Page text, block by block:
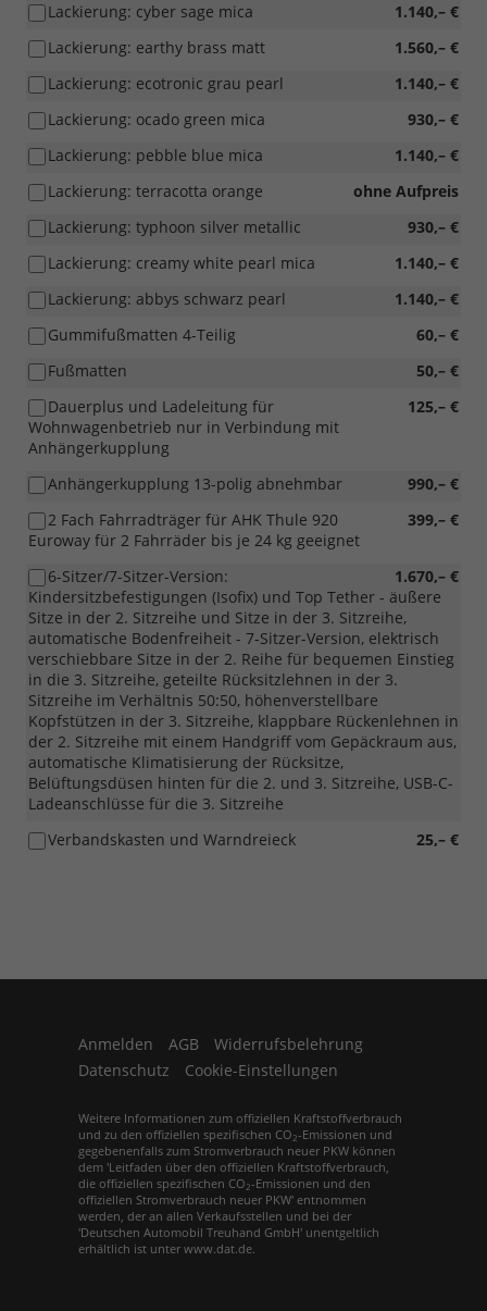
1.140,– €
Lackierung: cyber sage mica
1.560,– €
Lackierung: earthy brass matt
1.140,– €
Lackierung: ecotronic grau pearl
930,– €
Lackierung: ocado green mica
1.140,– €
Lackierung: pebble blue mica
ohne Aufpreis
Lackierung: terracotta orange
930,– €
Lackierung: typhoon silver metallic
1.140,– €
Lackierung: creamy white pearl mica
1.140,– €
Lackierung: abbys schwarz pearl
60,– €
Gummifußmatten 4-Teilig
50,– €
Fußmatten
125,– €
Dauerplus und Ladeleitung für
Wohnwagenbetrieb nur in Verbindung mit
Anhängerkupplung
990,– €
Anhängerkupplung 13-polig abnehmbar
399,– €
2 Fach Fahrradträger für AHK Thule 920
Euroway für 2 Fahrräder bis je 24 kg geeignet
1.670,– €
6-Sitzer/7-Sitzer-Version:
Kindersitzbefestigungen (Isofix) und Top Tether - äußere
Sitze in der 2. Sitzreihe und Sitze in der 3. Sitzreihe,
automatische Bodenfreiheit - 7-Sitzer-Version, elektrisch
verschiebbare Sitze in der 2. Reihe für bequemen Einstieg
in die 3. Sitzreihe, geteilte Rücksitzlehnen in der 3.
Sitzreihe im Verhältnis 50:50, höhenverstellbare
Kopfstützen in der 3. Sitzreihe, klappbare Rückenlehnen in
der 2. Sitzreihe mit einem Handgriff vom Gepäckraum aus,
automatische Klimatisierung der Rücksitze,
Belüftungsdüsen hinten für die 2. und 3. Sitzreihe, USB-C-
Ladeanschlüsse für die 3. Sitzreihe
25,– €
Verbandskasten und Warndreieck
Anmelden AGB
Widerrufsbelehrung
Datenschutz
Cookie-Einstellungen
Weitere Informationen zum offiziellen Kraftstoffverbrauch
und zu den offiziellen spezifischen CO 2-Emissionen und
gegebenenfalls zum Stromverbrauch neuer PKW können
dem 'Leitfaden über den offiziellen Kraftstoffverbrauch,
die offiziellen spezifischen CO 2-Emissionen und den
offiziellen Stromverbrauch neuer PKW' entnommen
werden, der an allen Verkaufsstellen und bei der
'Deutschen Automobil Treuhand GmbH' unentgeltlich
erhältlich ist unter www.dat.de.